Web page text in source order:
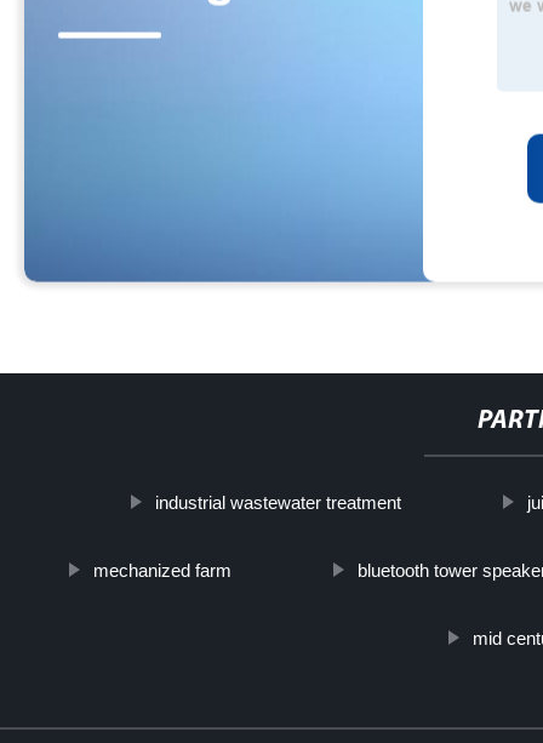
industrial wastewater treatment
mechanized farm bluetooth tower
mid